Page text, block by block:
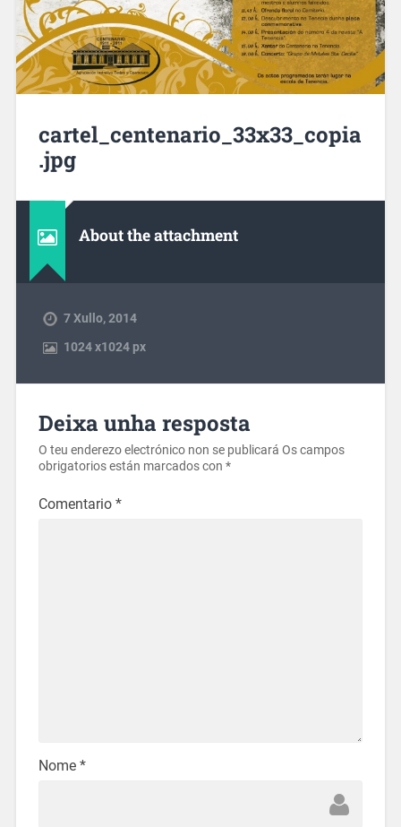
cartel_centenario_33x33_copia
.jpg
About the attachment
7 Xullo, 2014
1024x1024 px
Deixa unha resposta
O teu enderezo electrónico non se publicará Os campos
obrigatorios están marcados con *
Comentario *
Nome *